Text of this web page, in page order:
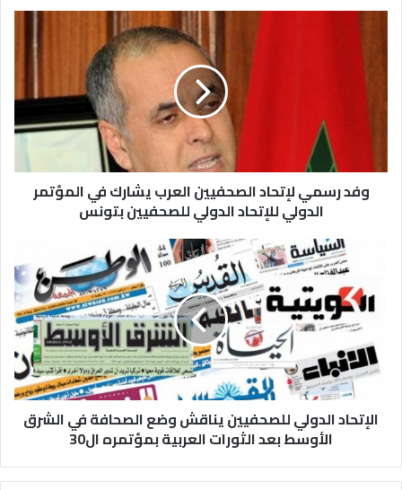
وفد رسمي لإتحاد الصحفيين العرب يشارك في المؤتمر
الدولي للإتحاد الدولي للصحفيين بتونس
الإتحاد الدولي للصحفيين يناقش وضع الصحافة في الشرق
الأوسط بعد الثورات العربية بمؤتمره ال30